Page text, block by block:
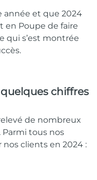
année et que 2024
en Poupe de faire
qui s’est montrée
chiffres
de nombreux
Parmi tous nos
nos clients en 2024 :